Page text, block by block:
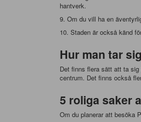
hantverk.
9. Om du vill ha en
10. Staden är också känd
Hur man tar
Det finns flera sätt att ta
centrum. Det finns också
5 roliga saker
Om du planerar att besöka